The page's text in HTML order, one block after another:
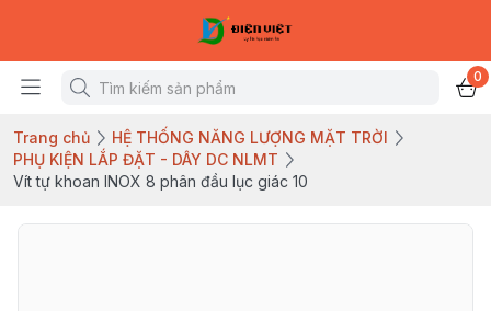
0
Trang chủ
HỆ THỐNG NĂNG LƯỢNG MẶT TRỜI
PHỤ KIỆN LẮP ĐẶT - DÂY DC NLMT
Vít tự khoan INOX 8 phân đầu lục giác 10